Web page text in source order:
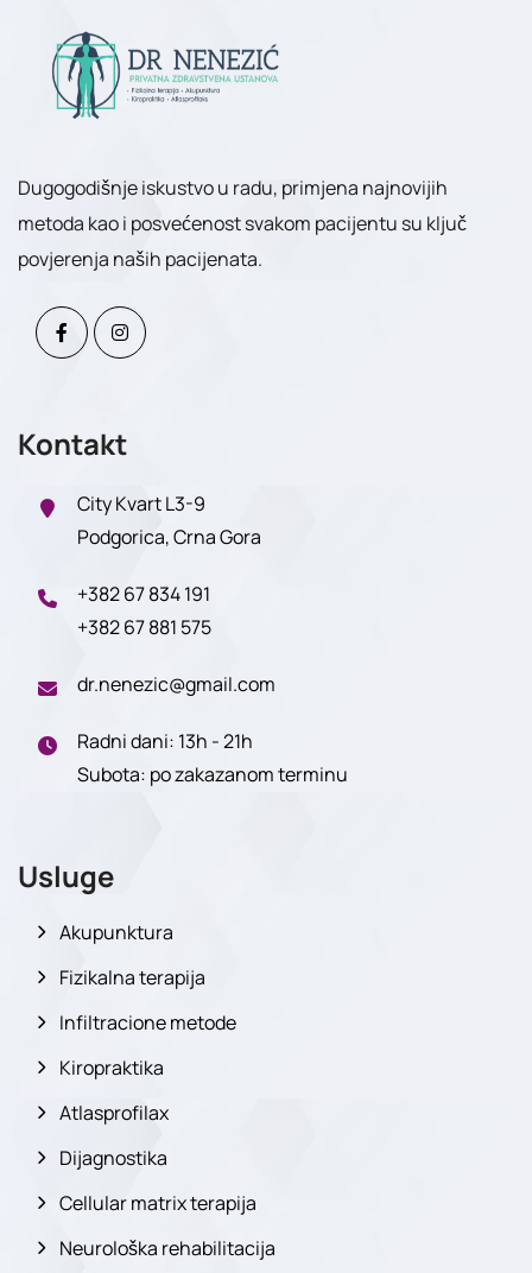
Dugogodišnje iskustvo u radu, primjena najnovijih
metoda kao i posvećenost svakom pacijentu su ključ
povjerenja naših pacijenata.
Kontakt
City Kvart L3-9
Podgorica, Crna Gora
+382 67 834 191
+382 67 881 575
dr.nenezic@gmail.com
Radni dani: 13h - 21h
Subota: po zakazanom terminu
Usluge
Akupunktura
Fizikalna terapija
Infiltracione metode
Kiropraktika
Atlasprofilax
Dijagnostika
Cellular matrix terapija
Neurološka rehabilitacija